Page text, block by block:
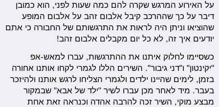
על האירוע המרגש שקרה להם כמה שעות לפני, הוא כמובן
דיבר על כך שההרכב קיבל אלבום זהב על אלבום המופע
שהוציאו וניתן היה לראות את התרגשותם של החבורה כי אתם
יודעים איך זה, לא כל יום מקבלים אלבום זהב!
כשסיימו לחלוק איתנו את ההתרגשות, עברו למאש-אפ
"יקינטון" ו"דני גיבור". השירים הללו לגמרי לקחו אותנו אחורה
בזמן, לימים שהיינו ילדים ולגמרי הצליחו לרגש אותנו ולהיזכר
בעבר. מיד לאחר מכן עברו לשיר "ילד של אבא" שבמקור
מבצע מוקי, השיר זכה להרבה אהדה וכנראה זאת אחת